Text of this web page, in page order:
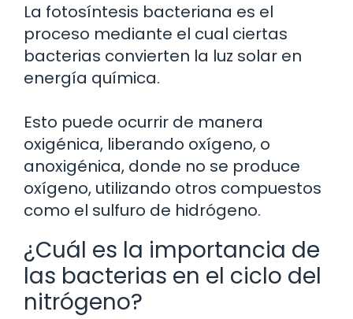
La fotosíntesis bacteriana es el
proceso mediante el cual ciertas
bacterias convierten la luz solar en
energía química.
Esto puede ocurrir de manera
oxigénica, liberando oxígeno, o
anoxigénica, donde no se produce
oxígeno, utilizando otros compuestos
como el sulfuro de hidrógeno.
¿Cuál es la importancia de
las bacterias en el ciclo del
nitrógeno?